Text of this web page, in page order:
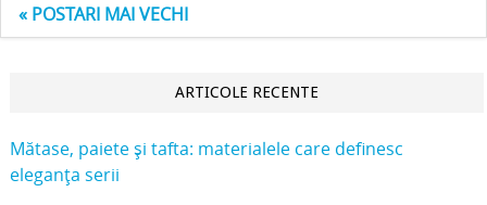
« POSTARI MAI VECHI
ARTICOLE RECENTE
Mătase, paiete și tafta: materialele care definesc
eleganța serii